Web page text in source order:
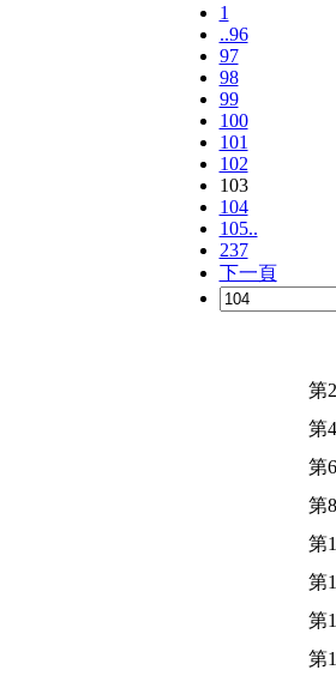
1
..96
97
98
99
100
101
102
103
104
105..
237
下一頁
第
第
第
第
第
第
第
第